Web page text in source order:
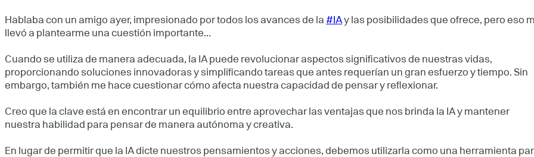
Hablaba con un amigo ayer, impresionado por todos los avances de la #IAy las posibilidades que ofrece, pero eso
llevó a plantearme una cuestión importante…
Cuando se utiliza de manera adecuada, la IA puede revolucionar aspectos significativos de nuestras vidas,
proporcionando soluciones innovadoras y simplificando tareas que antes requerían un gran esfuerzo y tiempo. Sin
embargo, también me hace cuestionar cómo afecta nuestra capacidad de pensar y reflexionar.
Creo que la clave está en encontrar un equilibrio entre aprovechar las ventajas que nos brinda la IA y mantener
nuestra habilidad para pensar de manera autónoma y creativa.
En lugar de permitir que la IA dicte nuestros pensamientos y acciones, debemos utilizarla como una herramienta